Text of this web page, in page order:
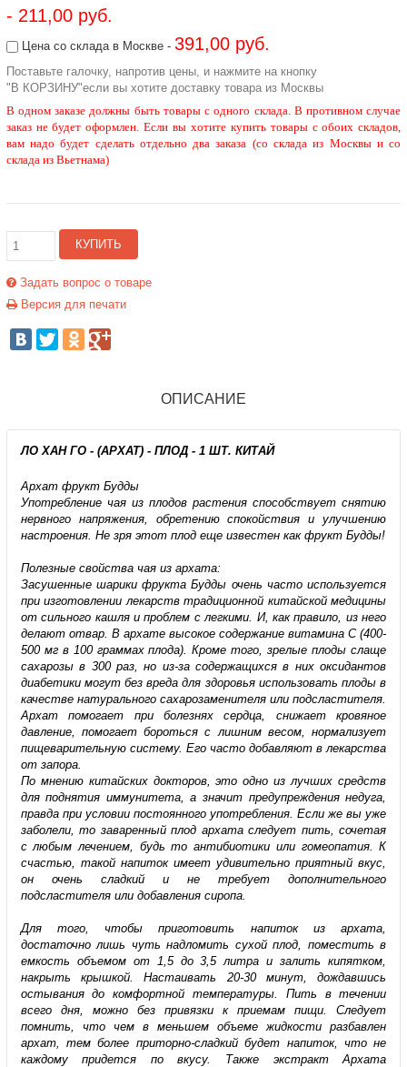
- 211,00 руб.
Цена со склада в Москве - 391,00 руб.
Поставьте галочку, напротив цены, и нажмите на кнопку
"В КОРЗИНУ"если вы хотите доставку товара из Москвы
В одном заказе должны быть товары с одного склада. В противном случае
заказ не будет оформлен. Если вы хотите купить товары с обоих складов,
вам надо будет сделать отдельно два заказа (со склада из Москвы и со
склада из Вьетнама)
КУПИТЬ
Задать вопрос о товаре
Версия для печати
ОПИСАНИЕ
ЛО ХАН ГО - (АРХАТ) - ПЛОД - 1 ШТ. КИТАЙ
Архат фрукт Будды
Употребление чая из плодов растения способствует снятию
нервного напряжения, обретению спокойствия и улучшению
настроения. Не зря этот плод еще известен как фрукт Будды!
Полезные свойства чая из архата:
Засушенные шарики фрукта Будды очень часто используется
при изготовлении лекарств традиционной китайской медицины
от сильного кашля и проблем с легкими. И, как правило, из него
делают отвар. В архате высокое содержание витамина С (400-
500 мг в 100 граммах плода). Кроме того, зрелые плоды слаще
сахарозы в 300 раз, но из-за содержащихся в них оксидантов
диабетики могут без вреда для здоровья использовать плоды в
качестве натурального сахарозаменителя или подсластителя.
Архат помогает при болезнях сердца, снижает кровяное
давление, помогает бороться с лишним весом, нормализует
пищеварительную систему. Его часто добавляют в лекарства
от запора.
По мнению китайских докторов, это одно из лучших средств
для поднятия иммунитета, а значит предупреждения недуга,
правда при условии постоянного употребления. Если же вы уже
заболели, то заваренный плод архата следует пить, сочетая
с любым лечением, будь то антибиотики или гомеопатия. К
счастью, такой напиток имеет удивительно приятный вкус,
он очень сладкий и не требует дополнительного
подсластителя или добавления сиропа.
Для того, чтобы приготовить напиток из архата,
достаточно лишь чуть надломить сухой плод, поместить в
емкость объемом от 1,5 до 3,5 литра и залить кипятком,
накрыть крышкой. Настаивать 20-30 минут, дождавшись
остывания до комфортной температуры. Пить в течении
всего дня, можно без привязки к приемам пищи. Следует
помнить, что чем в меньшем объеме жидкости разбавлен
архат, тем более приторно-сладкий будет напиток, что не
каждому придется по вкусу. Также экстракт Архата